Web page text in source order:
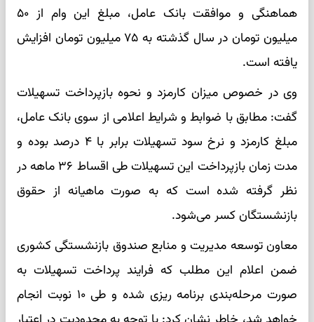
هماهنگی و موافقت بانک عامل، مبلغ این وام از ۵۰
میلیون تومان در سال گذشته به ۷۵ میلیون تومان افزایش
یافته است.
وی در خصوص میزان کارمزد و نحوه بازپرداخت تسهیلات
گفت: مطابق با ضوابط و شرایط اعلامی از سوی بانک عامل،
مبلغ کارمزد و نرخ سود تسهیلات برابر با ۴ درصد بوده و
مدت زمان بازپرداخت این تسهیلات طی اقساط ۳۶ ماهه در
نظر گرفته شده است که به صورت ماهیانه از حقوق
بازنشستگان کسر می‌شود.
معاون توسعه مدیریت و منابع صندوق بازنشستگی کشوری
ضمن اعلام این مطلب که فرایند پرداخت تسهیلات به
صورت مرحله‌بندی برنامه ریزی شده و طی ۱۰ نوبت انجام